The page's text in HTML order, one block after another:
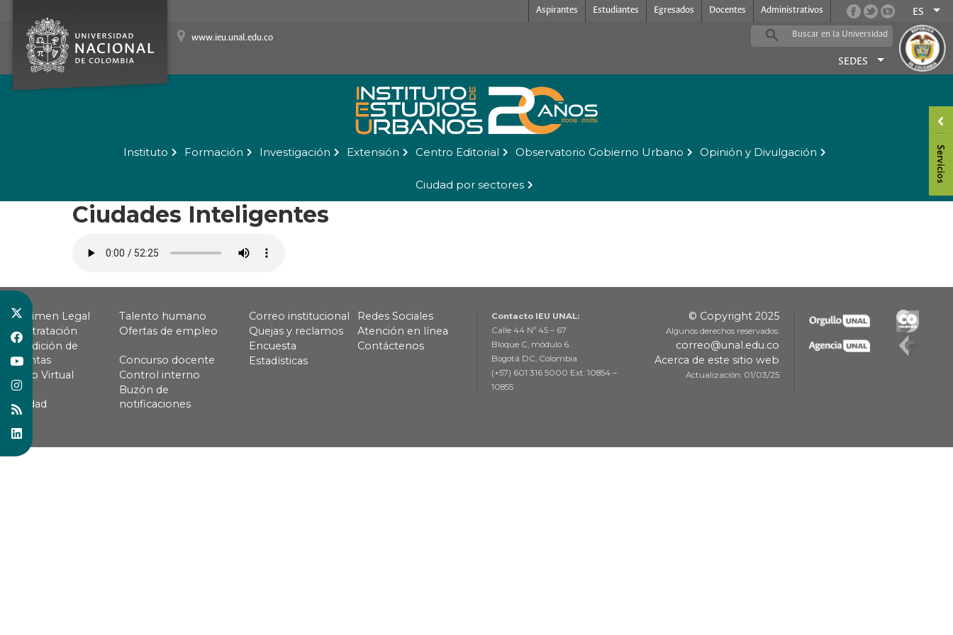
Aspirantes Estudiantes Egresados Docentes Administrativos ES
www.ieu.unal.edu.co
SEDES
Instituto Formación Investigación Extensión Centro Editorial Observatorio Gobierno Urbano Opinión y Divulgación
Ciudad por sectores
Ciudades Inteligentes
Régimen Legal
Talento humano
Contratación
Ofertas de empleo
Rendición de
cuentas
Concurso docente
Pago Virtual
Control interno
Calidad
Buzón de
notificaciones
Correo institucional
Redes Sociales
Quejas y reclamos
Atención en línea
Encuesta
Contáctenos
Estadísticas
Contacto IEU UNAL:
Calle 44 Nº 45 – 67
Bloque C, módulo 6.
Bogotá DC, Colombia
(+57) 601 316 5000 Ext. 10854 –
10855
© Copyright 2025
Algunos derechos reservados.
correo@unal.edu.co
Acerca de este sitio web
Actualización: 01/03/25